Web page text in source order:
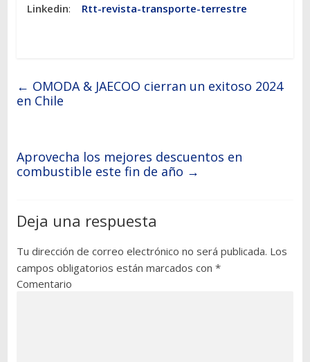
Linkedin: Rtt-revista-transporte-terrestre
← OMODA & JAECOO cierran un exitoso 2024
en Chile
Aprovecha los mejores descuentos en
combustible este fin de año →
Deja una respuesta
Tu dirección de correo electrónico no será publicada. Los
campos obligatorios están marcados con *
Comentario